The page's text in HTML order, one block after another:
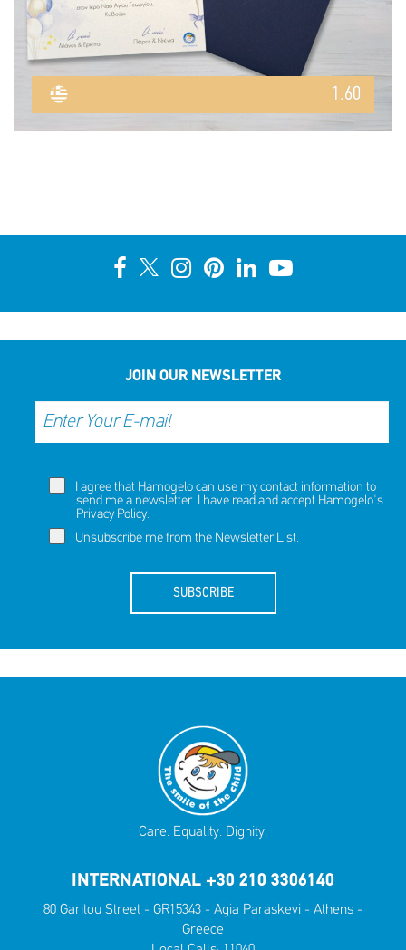
1.60
JOIN OUR NEWSLETTER
I agree that Hamogelo can use my contact information to
send me a newsletter. I have read and accept Hamogelo's
Privacy Policy.
Unsubscribe me from the Newsletter List.
SUBSCRIBE
Care. Equality. Dignity.
INTERNATIONAL +30 210 3306140
80 Garitou Street - GR15343 - Agia Paraskevi - Athens -
Greece